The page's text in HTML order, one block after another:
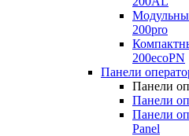
200pro
200ecoPN
Панели
Панели
Панели
Панели
Panel